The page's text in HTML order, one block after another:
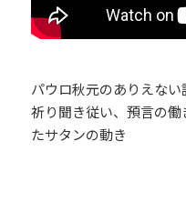
パウロ秋元のありえない
祈り聞き従い、預言の
たサタンの動き